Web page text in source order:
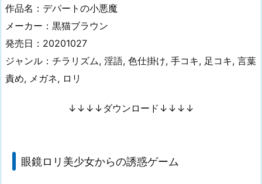
作品名：デパートの小悪魔
メーカー：黒猫ブラウン
発売日：20201027
ジャンル：チラリズム, 淫語, 色仕掛け, 手コキ, 足コキ, 言葉
責め, メガネ, ロリ
↓↓↓↓ダウンロード↓↓↓↓
眼鏡ロリ美少女からの誘惑ゲーム